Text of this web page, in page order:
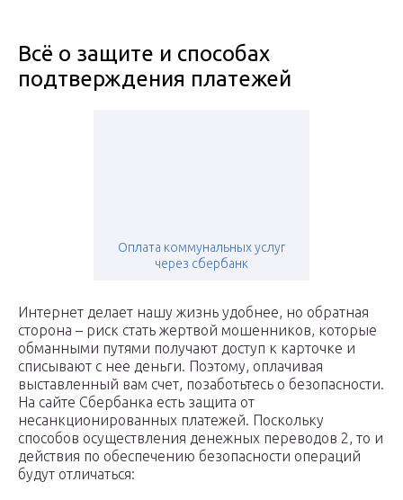
Всё о защите и способах
подтверждения платежей
Оплата коммунальных услуг
через сбербанк
Интернет делает нашу жизнь удобнее, но обратная
сторона – риск стать жертвой мошенников, которые
обманными путями получают доступ к карточке и
списывают с нее деньги. Поэтому, оплачивая
выставленный вам счет, позаботьтесь о безопасности.
На сайте Сбербанка есть защита от
несанкционированных платежей. Поскольку
способов осуществления денежных переводов 2, то и
действия по обеспечению безопасности операций
будут отличаться: